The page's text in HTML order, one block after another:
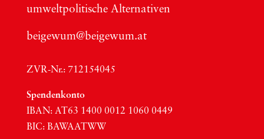
umwelt­po­li­ti­sche Alter­na­ti­ven
beigewum@beigewum.at
ZVR-Nr.: 712154045
Spen­den­kon­to
IBAN: AT63 1400 0012 1060 0449
BIC: BAWAATWW